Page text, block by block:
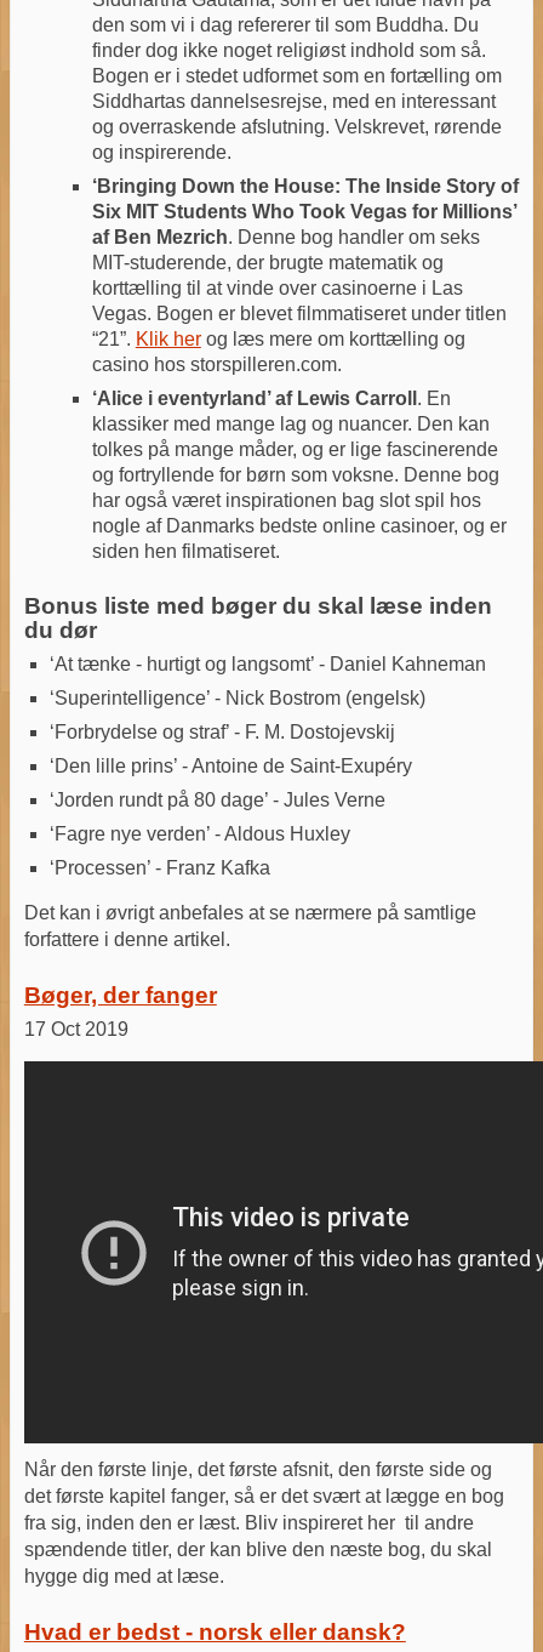
den som vi i dag refererer til som Buddha. Du
finder dog ikke noget religiøst indhold som så.
Bogen er i stedet udformet som en fortælling om
Siddhartas dannelsesrejse, med en interessant
og overraskende afslutning. Velskrevet, rørende
og inspirerende.
‘Bringing Down the House: The Inside Story of
Six MIT Students Who Took Vegas for Millions’
af Ben Mezrich. Denne bog handler om seks
MIT-studerende, der brugte matematik og
korttælling til at vinde over casinoerne i Las
Vegas. Bogen er blevet filmmatiseret under titlen
“21”. Klik herog læs mere om korttælling og
casino hos storspilleren.com.
‘Alice i eventyrland’ af Lewis Carroll . En
klassiker med mange lag og nuancer. Den kan
tolkes på mange måder, og er lige fascinerende
og fortryllende for børn som voksne. Denne bog
har også været inspirationen bag slot spil hos
nogle af Danmarks bedste online casinoer, og er
siden hen filmatiseret.
Bonus liste med bøger du skal læse inden
du dør
‘At tænke - hurtigt og langsomt’ - Daniel Kahneman
‘Superintelligence’ - Nick Bostrom (engelsk)
‘Forbrydelse og straf’ - F. M. Dostojevskij
‘Den lille prins’ - Antoine de Saint-Exupéry
‘Jorden rundt på 80 dage’ - Jules Verne
‘Fagre nye verden’ - Aldous Huxley
‘Processen’ - Franz Kafka
Det kan i øvrigt anbefales at se nærmere på samtlige
forfattere i denne artikel.
Bøger, der fanger
17 Oct 2019
Når den første linje, det første afsnit, den første side og
det første kapitel fanger, så er det svært at lægge en bog
fra sig, inden den er læst. Bliv inspireret her til andre
spændende titler, der kan blive den næste bog, du skal
hygge dig med at læse.
Hvad er bedst - norsk eller dansk?